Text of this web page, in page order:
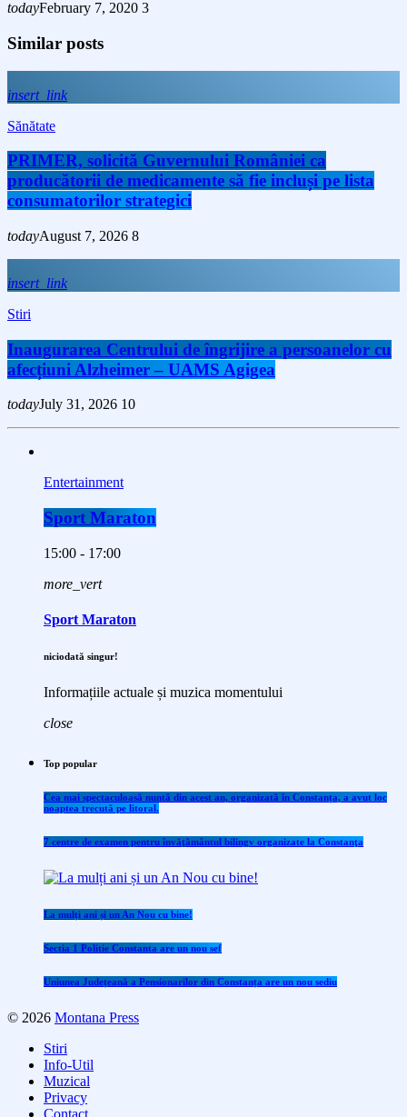
todayFebruary 7, 2020 3
Similar posts
insert_link
Sănătate
PRIMER, solicită Guvernului României ca
producătorii de medicamente să fie incluși pe lista
consumatorilor strategici
todayAugust 7, 2026 8
insert_link
Stiri
Inaugurarea Centrului de îngrijire a persoanelor cu
afecțiuni Alzheimer – UAMS Agigea
todayJuly 31, 2026 10
Entertainment
Sport Maraton
15:00 - 17:00
more_vert
Sport Maraton
niciodată singur!
Informațiile actuale și muzica momentului
close
Top popular
Cea mai spectaculoasă nuntă din acest an, organizată în Constanța, a avut loc
noaptea trecută pe litoral.
7 centre de examen pentru învăţământul bilingv organizate la Constanţa
La mulți ani și un An Nou cu bine!
Sectia 1 Politie Constanta are un nou sef
Uniunea Județeană a Pensionarilor din Constanța are un nou sediu
© 2026 Montana Press
Stiri
Info-Util
Muzical
Privacy
Contact